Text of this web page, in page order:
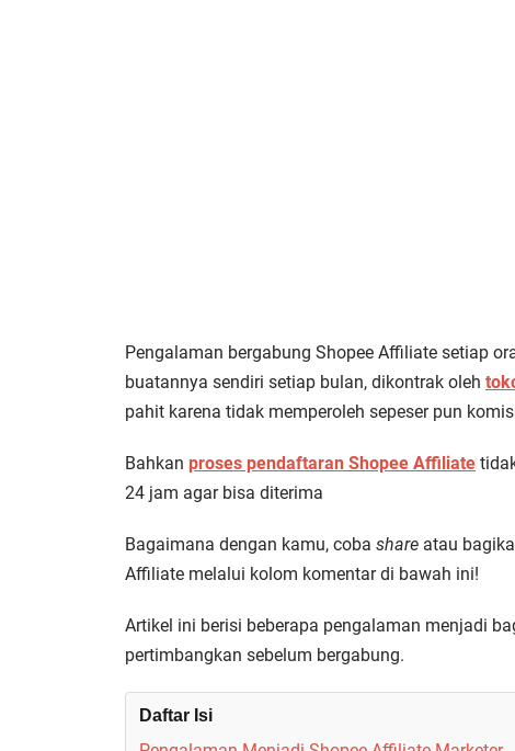
Pengalaman bergabung Shopee Affiliate setiap
buatannya sendiri setiap bulan, dikontrak oleh
pahit karena tidak memperoleh sepeser pun
Bahkan proses pendaftaran Shopee Affiliate
24 jam agar bisa diterima
Bagaimana dengan kamu, coba share atau
Affiliate melalui kolom komentar di bawah ini!
Artikel ini berisi beberapa pengalaman menjadi
pertimbangkan sebelum bergabung.
Daftar Isi